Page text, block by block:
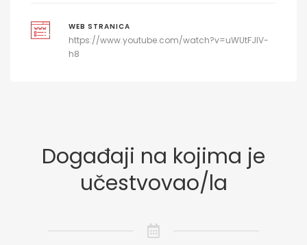
WEB STRANICA
https://www.youtube.com/watch?v=uWUtFJlV-
h8
Događaji na kojima je
učestvovao/la